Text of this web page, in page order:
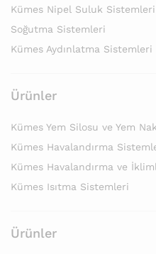
Kümes Nipel Suluk Sistemleri
Soğutma Sistemleri
Kümes Aydınlatma Sistemleri
Ürünler
Kümes Yem Silosu ve Yem
Kümes Havalandırma
Kümes Havalandırma ve
Kümes Isıtma Sistemleri
Ürünler